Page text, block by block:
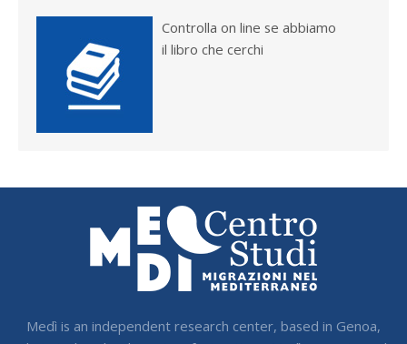
Controlla on line se abbiamo
il libro che cerchi
Medì is an independent research center, based in Genoa,